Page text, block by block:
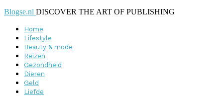
Blogse.nl DISCOVER THE ART OF PUBLISHING
Home
Lifestyle
Beauty & mode
Reizen
Gezondheid
Dieren
Geld
Liefde